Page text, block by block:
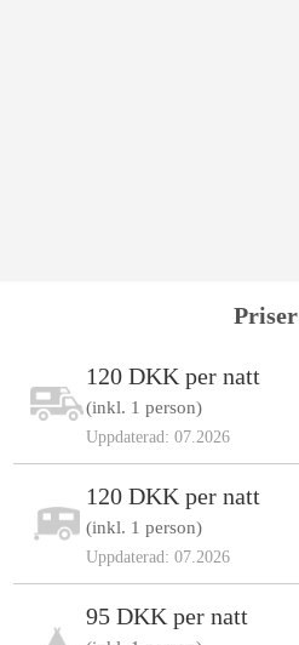
Priser
120 DKK per natt
(inkl. 1 person)
Uppdaterad: 07.2026
120 DKK per natt
(inkl. 1 person)
Uppdaterad: 07.2026
95 DKK per natt